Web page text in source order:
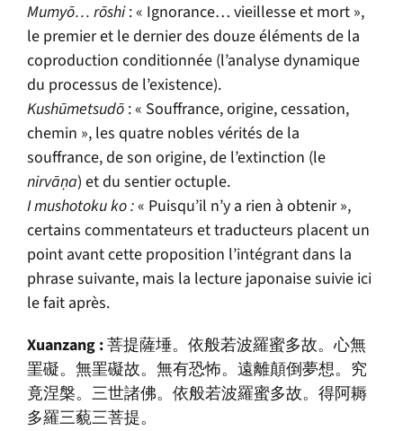
Mumyō… rōshi: « Ignorance… vieillesse et mort »,
le premier et le dernier des douze éléments de la
coproduction conditionnée (l’analyse dynamique
du processus de l’existence).
Kushūmetsudō : « Souffrance, origine, cessation,
chemin », les quatre nobles vérités de la
souffrance, de son origine, de l’extinction (le
nirvāṇa) et du sentier octuple.
I mushotoku ko :« Puisqu’il n’y a rien à obtenir »,
certains commentateurs et traducteurs placent un
point avant cette proposition l’intégrant dans la
phrase suivante, mais la lecture japonaise suivie ici
le fait après.
Xuanzang :菩提薩埵。依般若波羅蜜多故。心無
罣礙。無罣礙故。無有恐怖。遠離顛倒夢想。究
竟涅槃。三世諸佛。依般若波羅蜜多故。得阿耨
多羅三藐三菩提。